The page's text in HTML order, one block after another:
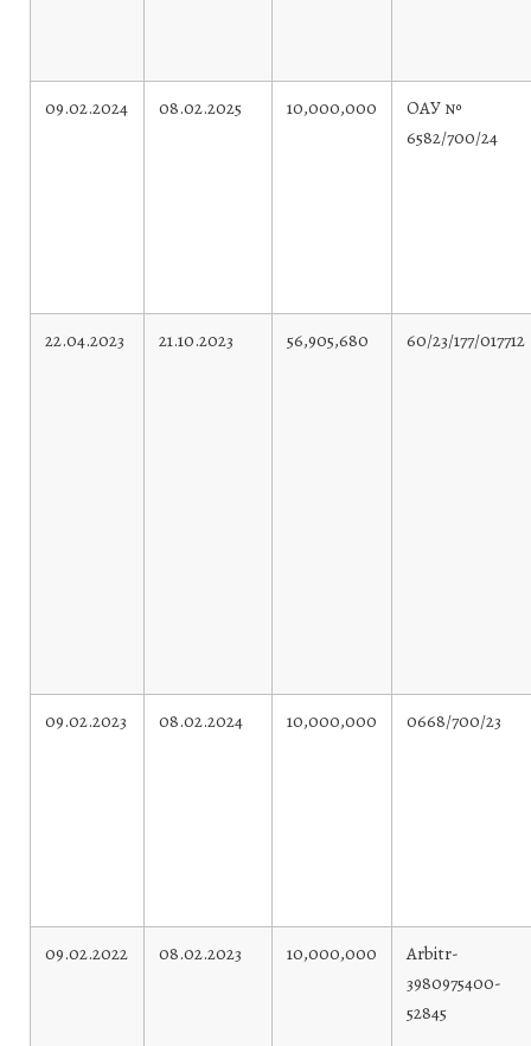
09.02.2024 08.02.2025 10,000,000
ОАУ №
6582/700/24
22.04.2023 21.10.2023 56,905,680 60/23/177/017712
09.02.2023 08.02.2024 10,000,000 0668/700/23
09.02.2022 08.02.2023 10,000,000
Arbitr-
3980975400-
52845